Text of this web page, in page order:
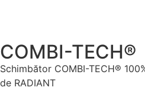
COMBI-TECH®
Schimbător COMBI-TECH®
de RADIANT